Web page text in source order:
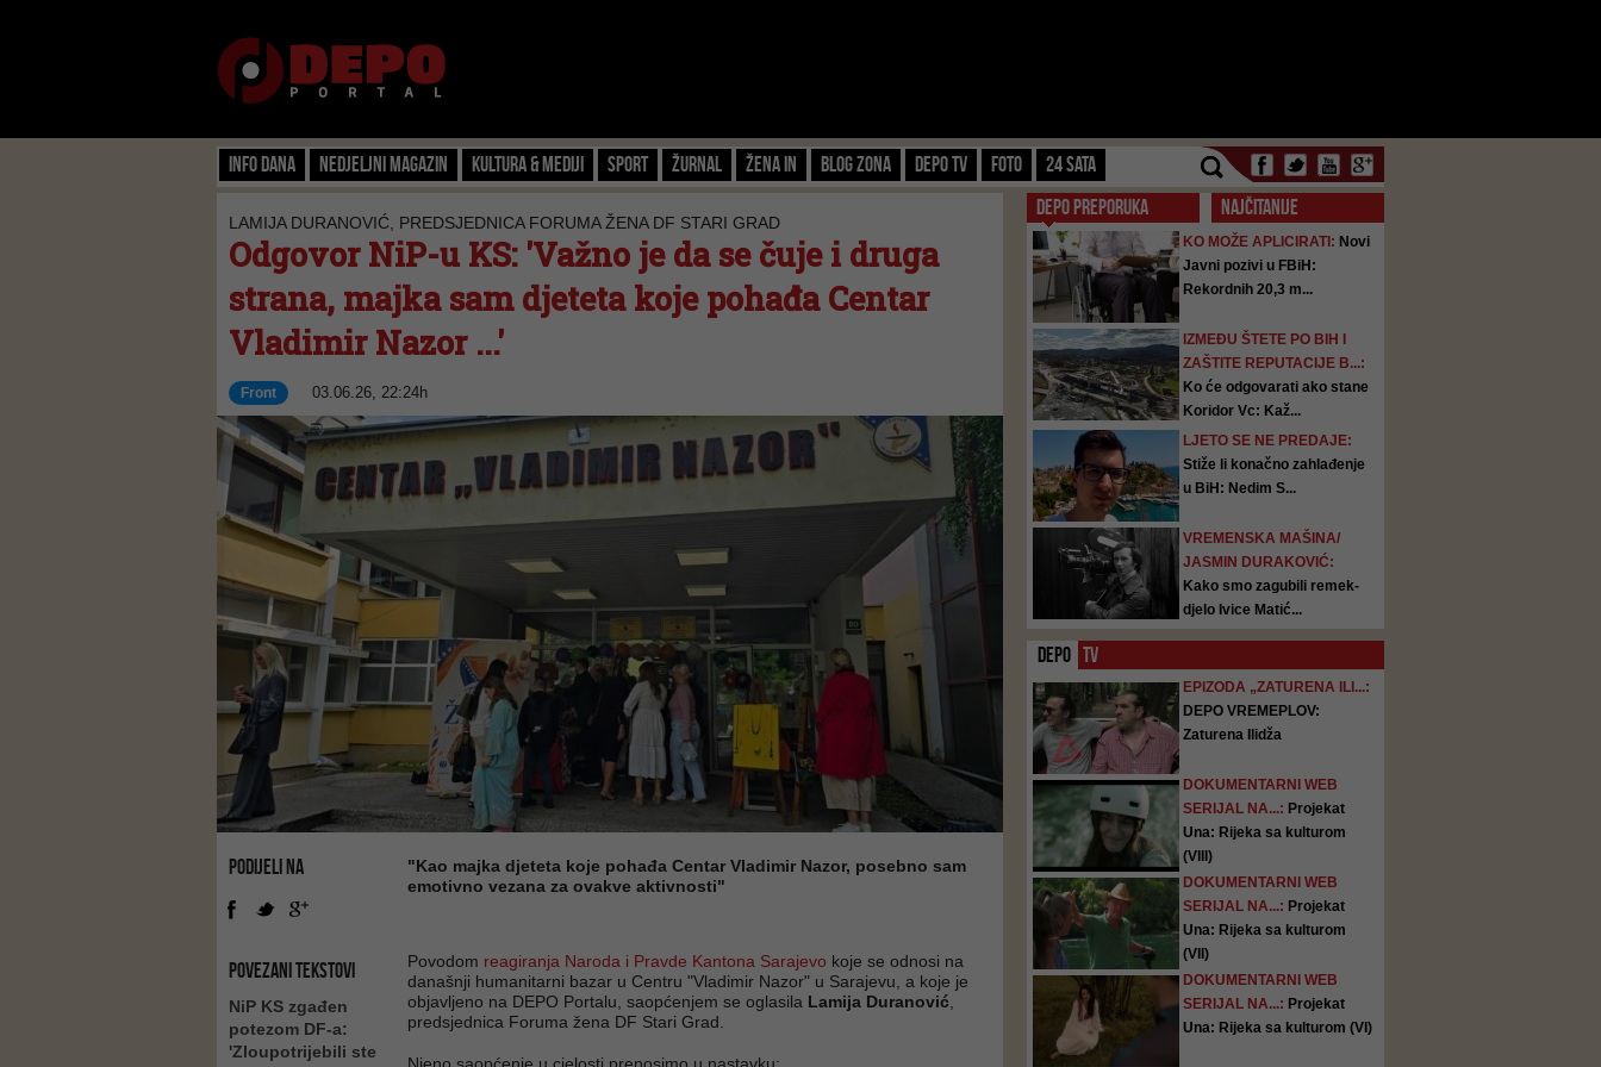
Info dana Nedjeljni magazin Kultura & Mediji Sport Žurnal Žena IN Blog zona Depo TV FOTO 24 SATA
LAMIJA DURANOVIĆ, PREDSJEDNICA FORUMA ŽENA DF STARI GRAD
Odgovor NiP-u KS: 'Važno je da se čuje i druga
strana, majka sam djeteta koje pohađa Centar
Vladimir Nazor ...'
Front 03.06.26, 22:24h
PODIJELI NA
POVEZANI TEKSTOVI
NiP KS zgađen
potezom DF-a:
'Zloupotrijebili ste
"Kao majka djeteta koje pohađa Centar Vladimir Nazor, posebno sam
emotivno vezana za ovakve aktivnosti"
Povodom reagiranja Naroda i Pravde Kantona Sarajevo koje se odnosi na
današnji humanitarni bazar u Centru "Vladimir Nazor" u Sarajevu, a koje je
objavljeno na DEPO Portalu, saopćenjem se oglasila Lamija Duranović
predsjednica Foruma žena DF Stari Grad.
DEPO PREPORUKA NAJČITANIJE
KO MOŽE APLICIRATI: Novi
Javni pozivi u FBiH:
Rekordnih 20,3 m...
IZMEĐU ŠTETE PO BIH I
ZAŠTITE REPUTACIJE B...:
Ko će odgovarati ako stane
Koridor Vc: Kaž...
LJETO SE NE PREDAJE:
Stiže li konačno zahlađenje
u BiH: Nedim S...
VREMENSKA MAŠINA/
JASMIN DURAKOVIĆ:
Kako smo zagubili remek-
djelo Ivice Matić...
DEPO TV
EPIZODA „ZATURENA ILI...:
DEPO VREMEPLOV:
Zaturena Ilidža
DOKUMENTARNI WEB
SERIJAL NA...: Projekat
Una: Rijeka sa kulturom
(VIII)
DOKUMENTARNI WEB
SERIJAL NA...: Projekat
Una: Rijeka sa kulturom
(VII)
DOKUMENTARNI WEB
SERIJAL NA...: Projekat
Una: Rijeka sa kulturom (VI)